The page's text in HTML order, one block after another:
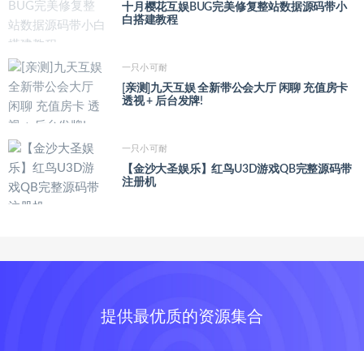
十月樱花互娱BUG完美修复整站数据源码带小
白搭建教程
一只小可耐
[亲测]九天互娱 全新带公会大厅 闲聊 充值房卡
透视 + 后台发牌!
一只小可耐
【金沙大圣娱乐】红鸟U3D游戏QB完整源码带
注册机
提供最优质的资源集合